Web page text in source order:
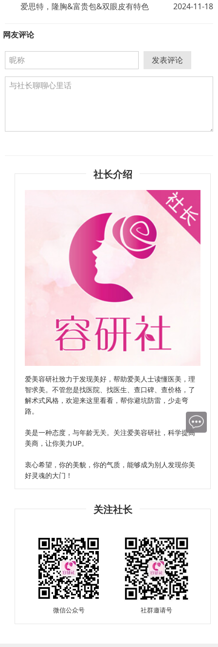
爱思特，隆胸&富贵包&双眼皮有特色
2024-11-18
网友评论
发表评论
社长介绍
爱美容研社致力于发现美好，帮助爱美人士读懂医美，理
智求美。不管您是找医院、找医生、查口碑、查价格，了
解术式风格，欢迎来这里看看，帮你避坑防雷，少走弯
路。
美是一种态度，与年龄无关。关注爱美容研社，科学提高
美商，让你美力UP。
衷心希望，你的美貌，你的气质，能够成为别人发现你美
好灵魂的大门！
关注社长
微信公众号 社群邀请号